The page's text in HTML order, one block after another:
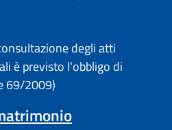
degli atti
è previsto l'obbligo di
69/2009)